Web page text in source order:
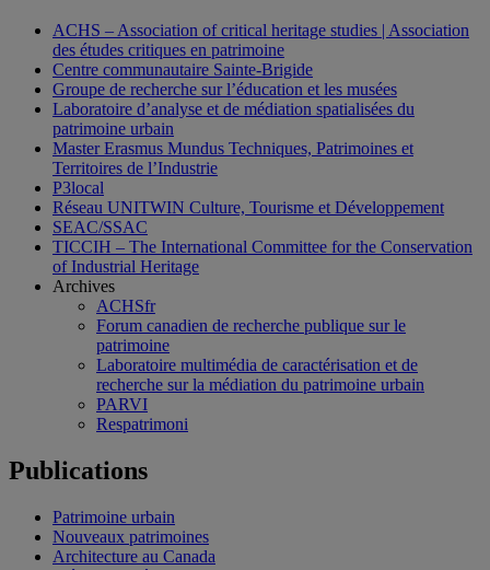
ACHS – Association of critical heritage studies | Association
des études critiques en patrimoine
Centre communautaire Sainte-Brigide
Groupe de recherche sur l’éducation et les musées
Laboratoire d’analyse et de médiation spatialisées du
patrimoine urbain
Master Erasmus Mundus Techniques, Patrimoines et
Territoires de l’Industrie
P3local
Réseau UNITWIN Culture, Tourisme et Développement
SEAC/SSAC
TICCIH – The International Committee for the Conservation
of Industrial Heritage
Archives
ACHSfr
Forum canadien de recherche publique sur le
patrimoine
Laboratoire multimédia de caractérisation et de
recherche sur la médiation du patrimoine urbain
PARVI
Respatrimoni
Publications
Patrimoine urbain
Nouveaux patrimoines
Architecture au Canada